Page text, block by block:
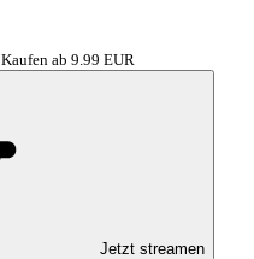
Kaufen ab 9.99 EUR
Jetzt streamen